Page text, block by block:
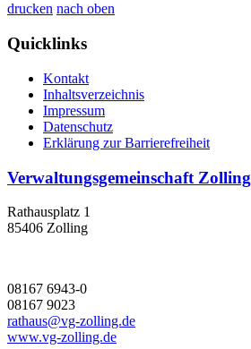
drucken nach oben
Quicklinks
Kontakt
Inhaltsverzeichnis
Impressum
Datenschutz
Erklärung zur Barrierefreiheit
Verwaltungsgemeinschaft Zolling
Rathausplatz 1
85406 Zolling
08167 6943-0
08167 9023
rathaus@vg-zolling.de
www.vg-zolling.de